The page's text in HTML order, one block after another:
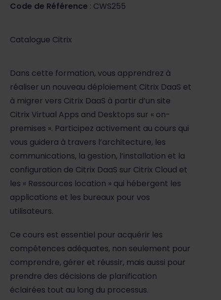
Code de Référence : CWS255
Catalogue Citrix
Dans cette formation, vous apprendrez à
réaliser un nouveau déploiement Citrix DaaS et
à migrer vers Citrix DaaS à partir d’un site
Citrix Virtual Apps and Desktops sur « on-
premises ». Participez activement au cours qui
vous guidera à travers l’architecture, les
communications, la gestion, l’installation et la
configuration de Citrix DaaS sur Citrix Cloud et
les « Ressources location » qui hébergent les
applications et les bureaux pour vos
utilisateurs.
Ce cours est essentiel pour acquérir les
compétences adéquates, non seulement pour
comprendre, gérer et réussir, mais aussi pour
prendre des décisions de planification
éclairées tout au long du processus.